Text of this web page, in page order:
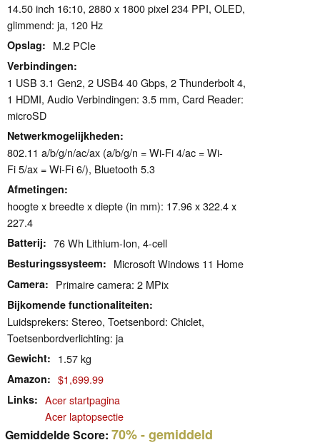
14.50 inch 16:10, 2880 x 1800 pixel 234 PPI, OLED,
glimmend: ja, 120 Hz
Opslag M.2 PCIe
Verbindingen
1 USB 3.1 Gen2, 2 USB4 40 Gbps, 2 Thunderbolt 4,
1 HDMI, Audio Verbindingen: 3.5 mm, Card Reader:
microSD
Netwerkmogelijkheden
802.11 a/b/g/n/ac/ax (a/b/g/n = Wi-Fi 4/ac = Wi-
Fi 5/ax = Wi-Fi 6/), Bluetooth 5.3
Afmetingen
hoogte x breedte x diepte (in mm): 17.96 x 322.4 x
227.4
Batterij 76 Wh Lithium-Ion, 4-cell
Besturingssysteem Microsoft Windows 11 Home
Camera Primaire camera: 2 MPix
Bijkomende functionaliteiten
Luidsprekers: Stereo, Toetsenbord: Chiclet,
Toetsenbordverlichting: ja
Gewicht 1.57 kg
Amazon $1,699.99
Links
Acer startpagina
Acer laptopsectie
Gemiddelde Score: 70%- gemiddeld